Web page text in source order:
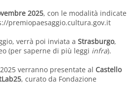
2025, con le modalità indicate
premiopaesaggio.cultura.gov.it
verrà poi inviata a Strasburgo,
(per saperne di più leggi infra).
verranno presentate al Castello
, curato da Fondazione